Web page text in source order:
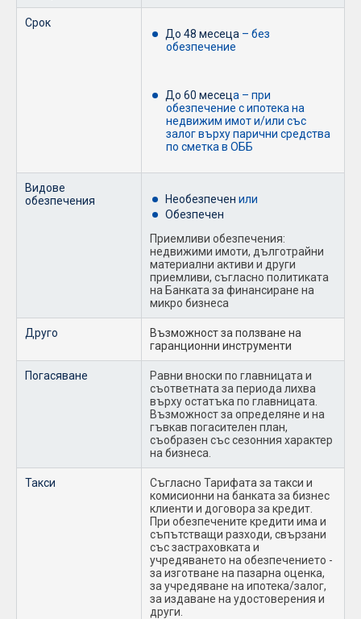
Срок
До 48 месеца – без
обезпечение
До 60 месеца – при
обезпечение с ипотека на
недвижим имот и/или със
залог върху парични средства
по сметка в ОББ
Видове
обезпечения
Необезпечен или
Обезпечен
Приемливи обезпечения:
недвижими имоти, дълготрайни
материални активи и други
приемливи, съгласно политиката
на Банката за финансиране на
микро бизнеса
Друго
Възможност за ползване на
гаранционни инструменти
Погасяване
Равни вноски по главницата и
съответната за периода лихва
върху остатъка по главницата.
Възможност за определяне и на
гъвкав погасителен план,
съобразен със сезонния характер
на бизнеса.
Такси
Съгласно Тарифата за такси и
комисионни на банката за бизнес
клиенти и договора за кредит.
При обезпечените кредити има и
съпътстващи разходи, свързани
със застраховката и
учредяването на обезпечението -
за изготване на пазарна оценка,
за учредяване на ипотека/залог,
за издаване на удостоверения и
други.